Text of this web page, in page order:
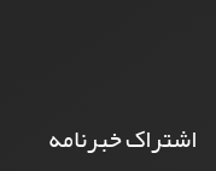
اشتراک خبرنامه